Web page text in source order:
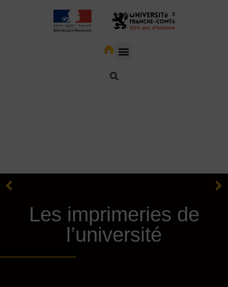
Les imprimeries de
l’université